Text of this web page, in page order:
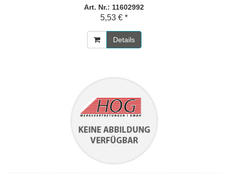
Art. Nr.: 11602992
5,53 € *
Details